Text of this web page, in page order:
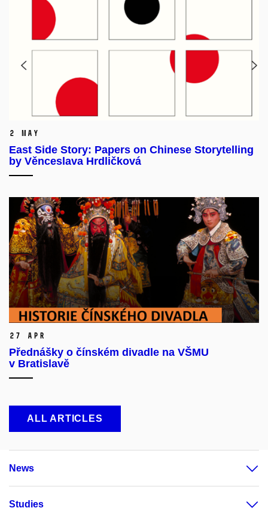
2 May
East Side Story: Papers on Chinese Storytelling
by Věnceslava Hrdličková
27 Apr
Přednášky o čínském divadle na VŠMU
v Bratislavě
ALL ARTICLES
News
Studies